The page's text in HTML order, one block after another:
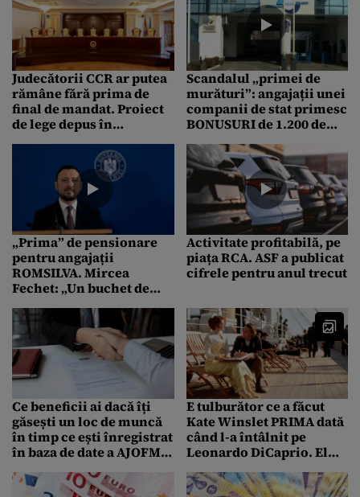
Judecătorii CCR ar putea
rămâne fără prima de
final de mandat. Proiect
de lege depus în
Scandalul „primei de
murături”: angajații unei
companii de stat primesc
BONUSURI de 1.200 de
anunță concedieri
„Prima” de pensionare
pentru angajații
ROMSILVA. Mircea
Fechet: „Un buchet de
strângere de mână în
cazul bărbaților”
Activitate profitabilă, pe
piața RCA. ASF a publicat
cifrele pentru anul trecut
Ce beneficii ai dacă îți
găsești un loc de muncă
în timp ce ești înregistrat
în baza de date a AJOFM,
E tulburător ce a făcut
Kate Winslet PRIMA dată
când l-a întâlnit pe
Leonardo DiCaprio. El